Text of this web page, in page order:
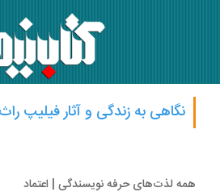
نگاهی به زندگی و آثار فیلیپ راث |
لذت‌های حرفه نویسندگی | اعتماد